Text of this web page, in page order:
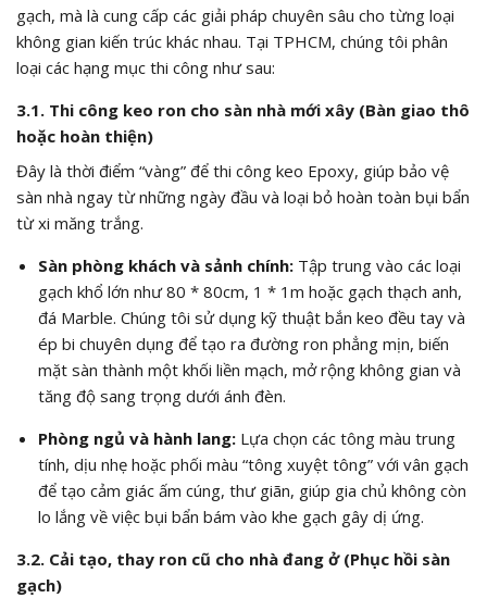
gạch, mà là cung cấp các giải pháp chuyên sâu cho từng loại
không gian kiến trúc khác nhau. Tại TPHCM, chúng tôi phân
loại các hạng mục thi công như sau:
3.1. Thi công keo ron cho sàn nhà mới xây (Bàn giao thô
hoặc hoàn thiện)
Đây là thời điểm “vàng” để thi công keo Epoxy, giúp bảo vệ
sàn nhà ngay từ những ngày đầu và loại bỏ hoàn toàn bụi bẩn
từ xi măng trắng.
Sàn phòng khách và sảnh chính:Tập trung vào các loại
gạch khổ lớn như80 * 80cm, 1 * 1 m hoặc gạch thạch anh,
đá Marble. Chúng tôi sử dụng kỹ thuật bắn keo đều tay và
ép bi chuyên dụng để tạo ra đường ron phẳng mịn, biến
mặt sàn thành một khối liền mạch, mở rộng không gian và
tăng độ sang trọng dưới ánh đèn.
Phòng ngủ và hành lang:Lựa chọn các tông màu trung
tính, dịu nhẹ hoặc phối màu “tông xuyệt tông” với vân gạch
để tạo cảm giác ấm cúng, thư giãn, giúp gia chủ không còn
lo lắng về việc bụi bẩn bám vào khe gạch gây dị ứng.
3.2. Cải tạo, thay ron cũ cho nhà đang ở (Phục hồi sàn
gạch)